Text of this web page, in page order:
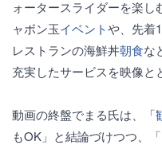
ォータースライダーを楽
ャボン玉イベントや、先着
レストランの海鮮丼朝食な
充実したサービスを映像と
動画の終盤でまる氏は、「
もOK」と結論づけつつ、